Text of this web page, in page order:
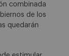
combinada
de los
quedarán